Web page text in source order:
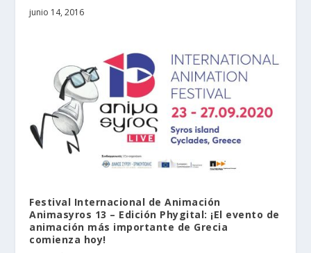
junio 14, 2016
Festival Internacional de Animación
Animasyros 13 – Edición Phygital: ¡El evento de
animación más importante de Grecia
comienza hoy!